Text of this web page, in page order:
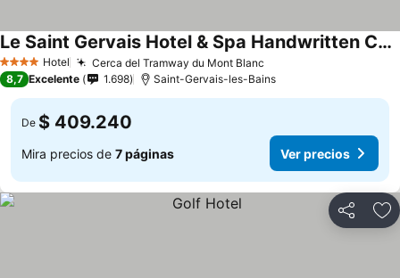
4 EstrellasHotel Cerca del Tramway du Mont Blanc
Le Saint Gervais Hotel & Spa Handwritten Collection
8,7 Excelente 1.698 Saint-Gervais-les-Bains
De $ 409.240
Mira precios de 7 páginas Ver precios
Compartir